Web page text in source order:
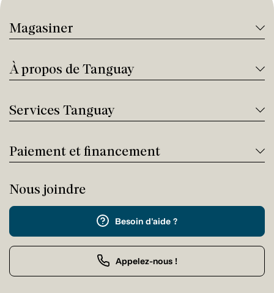
Magasiner
À propos de Tanguay
Services Tanguay
Paiement et financement
Nous joindre
Besoin d'aide ?
Appelez-nous !